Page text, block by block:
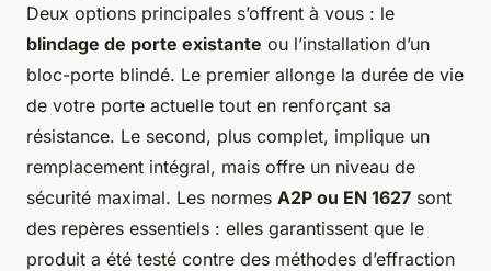
Deux options principales s’offrent à vous : le
blindage de porte existante ou l’installation d’un
bloc-porte blindé. Le premier allonge la durée de vie
de votre porte actuelle tout en renforçant sa
résistance. Le second, plus complet, implique un
remplacement intégral, mais offre un niveau de
sécurité maximal. Les normes A2P ou EN 1627 sont
des repères essentiels : elles garantissent que le
produit a été testé contre des méthodes d’effraction